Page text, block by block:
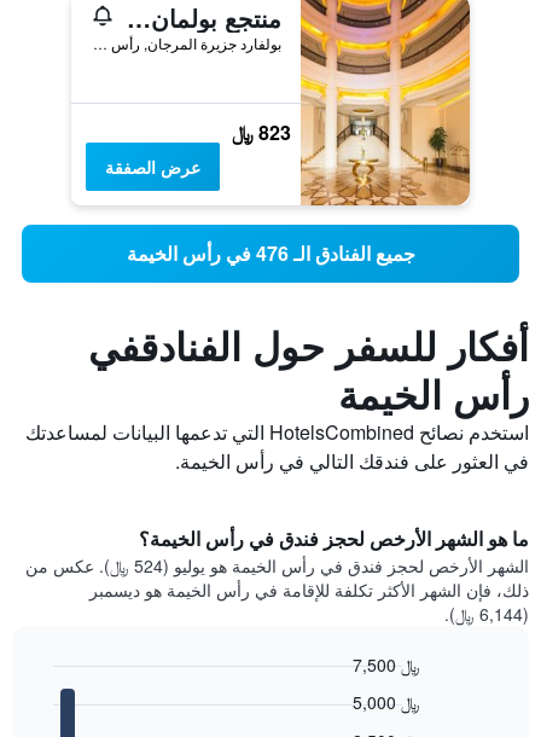
منتجع بولمان جزيرة المرجان
بولفارد جزيرة المرجان, رأس الخيمة, الامارات العربية المتحدة
823 ﷼
عرض الصفقة
جميع الفنادق الـ 476 في رأس الخيمة
أفكار للسفر حول الفنادقفي
رأس الخيمة
استخدم نصائح HotelsCombined التي تدعمها البيانات لمساعدتك
في العثور على فندقك التالي في رأس الخيمة.
ما هو الشهر الأرخص لحجز فندق في رأس الخيمة؟
الشهر الأرخص لحجز فندق في رأس الخيمة هو يوليو (524 ﷼). عكس من
ذلك، فإن الشهر الأكثر تكلفة للإقامة في رأس الخيمة هو ديسمبر
(6,144 ﷼).
5,000 ﷼
7,500 ﷼